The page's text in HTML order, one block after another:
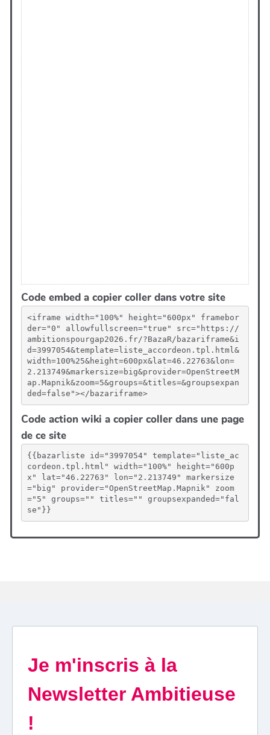
Code embed a copier coller dans votre site
<iframe width="100%" height="600px" framebor
der="0" allowfullscreen="true" src="https://
ambitionspourgap2026.fr/?BazaR/bazariframe&i
d=3997054&template=liste_accordeon.tpl.html&
width=100%25&height=600px&lat=46.22763&lon=
2.213749&markersize=big&provider=OpenStreetM
ap.Mapnik&zoom=5&groups=&titles=&groupsexpan
ded=false"></bazariframe>
Code action wiki a copier coller dans une page
de ce site
{{bazarliste id="3997054" template="liste_ac
cordeon.tpl.html" width="100%" height="600p
x" lat="46.22763" lon="2.213749" markersize
="big" provider="OpenStreetMap.Mapnik" zoom
="5" groups="" titles="" groupsexpanded="fal
se"}}